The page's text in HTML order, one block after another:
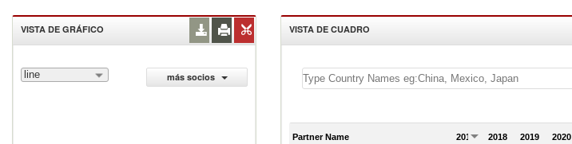
VISTA DE GRÁFICO
line más socios
VISTA DE CUADRO
Partner Name 2017 2018 2019 2020